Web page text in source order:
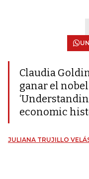
Claudia
ganar el
economic
JULIANA TRUJILLO